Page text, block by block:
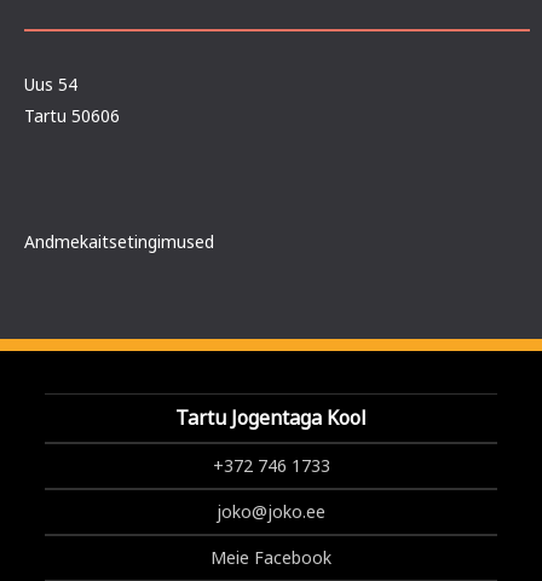
Uus 54
Tartu 50606
Andmekaitsetingimused
Tartu Jogentaga Kool
+372 746 1733
joko@joko.ee
Meie Facebook